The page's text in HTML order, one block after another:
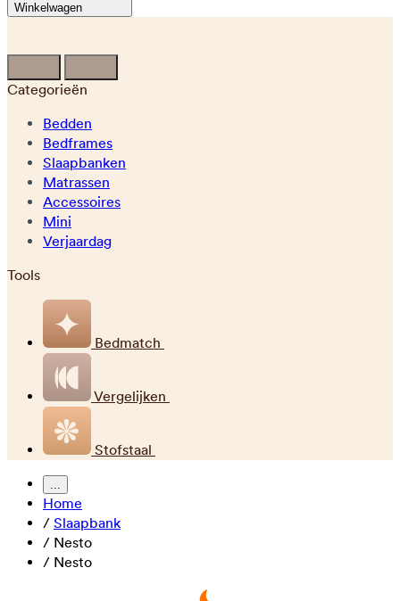
Winkelwagen
Categorieën
Bedden
Bedframes
Slaapbanken
Matrassen
Accessoires
Mini
Verjaardag
Tools
Bedmatch
Vergelijken
Stofstaal
...
Home
/ Slaapbank
/ Nesto
/ Nesto